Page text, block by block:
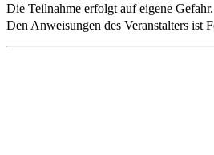
Die Teilnahme erfolgt auf eigene Gefahr.
Den Anweisungen des Veranstalters ist